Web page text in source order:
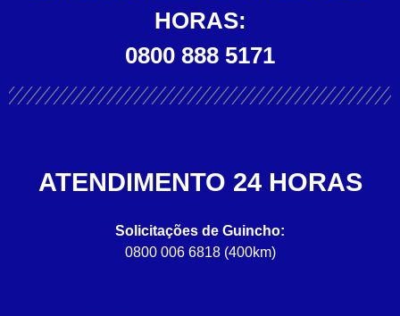
HORAS:
0800 888 5171
ATENDIMENTO 24 HORAS
Solicitações de Guincho:
0800 006 6818 (400km)